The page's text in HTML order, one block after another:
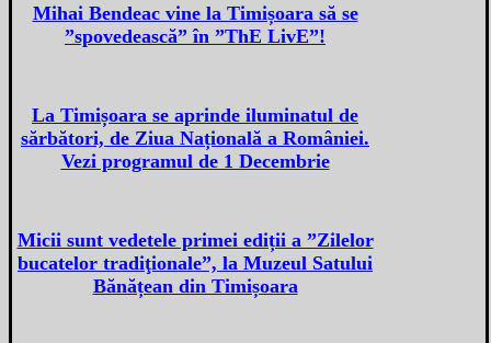
Mihai Bendeac vine la Timișoara să se
”spovedească” în ”ThE LivE”!
La Timișoara se aprinde iluminatul de
sărbători, de Ziua Națională a României.
Vezi programul de 1 Decembrie
Micii sunt vedetele primei ediții a ”Zilelor
bucatelor tradiţionale”, la Muzeul Satului
Bănățean din Timișoara